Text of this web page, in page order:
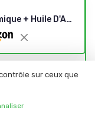
et
★★★★★
★★★★★
Diffuseur D'Air Chaud XL Céramique + Huile D'Argan
sur ceux que